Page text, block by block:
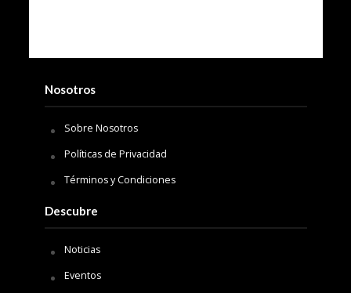
Nosotros
Sobre Nosotros
Políticas de Privacidad
Términos y Condiciones
Descubre
Noticias
Eventos